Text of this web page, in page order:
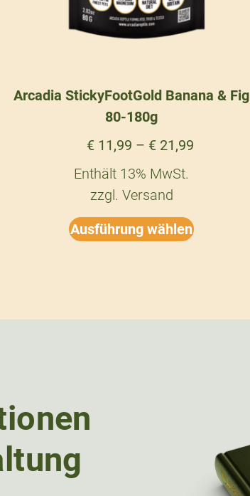
Arcadia StickyFootGold Banana & Fig
80-180g
€ 11,99 – € 21,99
Enthält 13% MwSt.
zzgl. Versand
Ausführung wählen